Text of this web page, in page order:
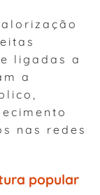
ligadas a
a
nas redes
popular